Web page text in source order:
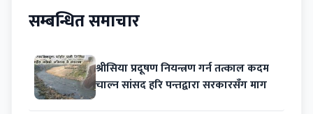
सम्बन्धित समाचार
श्रीसिया प्रदूषण नियन्त्रण गर्न तत्काल कदम
चाल्न सांसद हरि पन्तद्वारा सरकारसँग माग